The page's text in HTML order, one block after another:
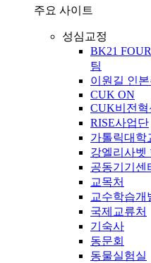
주요 사이트
성심교정
BK21
팀
이원길 인
CUK ON
CUK비전혁
RISE사업단
가톨릭대학
강엘리사벳
공동기기센
교목처
교수학습개
국제교류처
기숙사
동문회
동물실험실